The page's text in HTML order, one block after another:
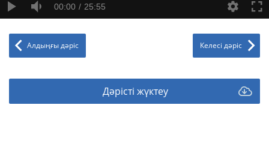
00:00 25:55
Алдыңғы дәріс Келесі дәріс
Дәрісті жүктеу